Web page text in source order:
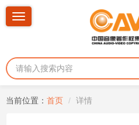
Toggle
当前位置： 首页 详情